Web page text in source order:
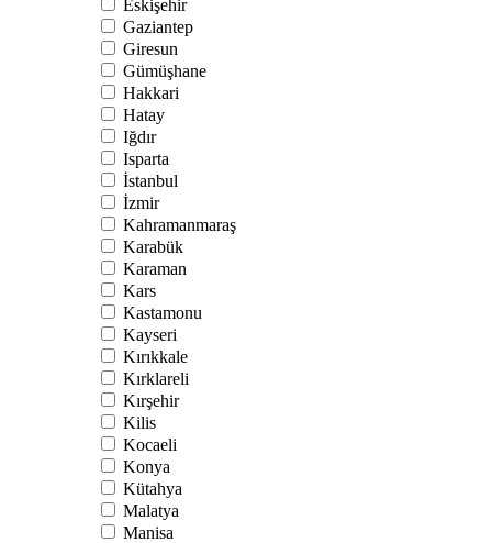
Eskişehir
Gaziantep
Giresun
Gümüşhane
Hakkari
Hatay
Iğdır
Isparta
İstanbul
İzmir
Kahramanmaraş
Karabük
Karaman
Kars
Kastamonu
Kayseri
Kırıkkale
Kırklareli
Kırşehir
Kilis
Kocaeli
Konya
Kütahya
Malatya
Manisa